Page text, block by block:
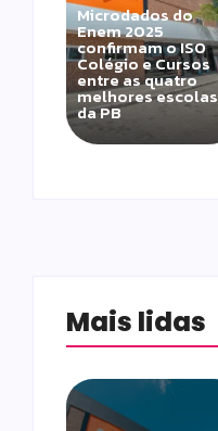
Microdados do
Enem 2025
confirmam o ISO
Colégio e Cursos
entre as quatro
melhores escolas
da PB
Mais lidas